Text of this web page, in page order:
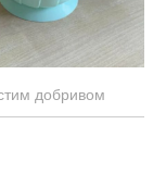
добривом